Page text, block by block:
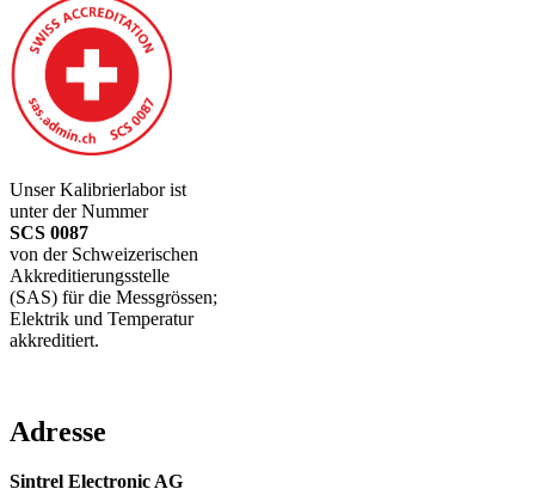
Unser Kalibrierlabor ist
unter der Nummer
SCS 0087
von der Schweizerischen
Akkreditierungsstelle
(SAS) für die Messgrössen;
Elektrik und Temperatur
akkreditiert.
Adresse
Sintrel Electronic AG